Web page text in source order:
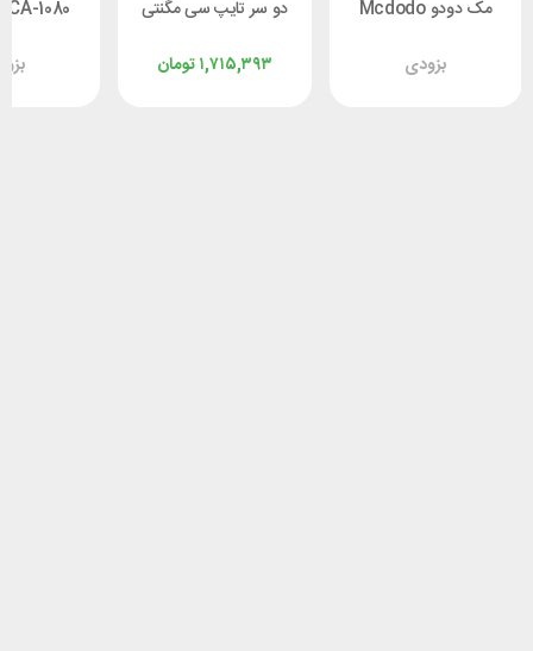
مک دودو Mcdodo
توان 100 واتبزودی
دو سر تایپ سی مگنتی
CA-7380 طول 1.5 مترتومان۱,۷۱۵,۳۹۳
1080